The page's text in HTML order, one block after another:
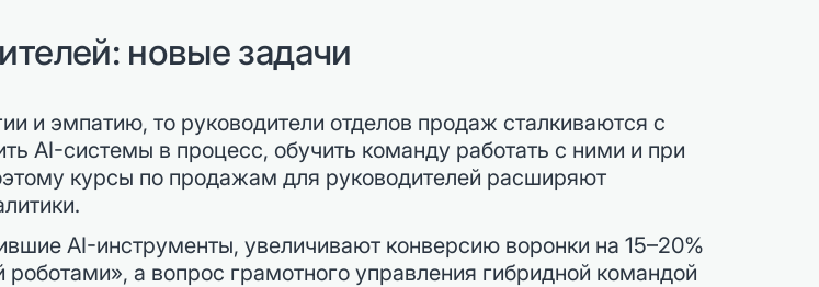
новые задачи
и эмпатию, то руководители отделов продаж сталкиваются с
AI-системы в процесс, обучить команду работать с ними и при
курсы по продажам для руководителей расширяют
AI-инструменты, увеличивают конверсию воронки на 15–20%
а вопрос грамотного управления гибридной командой